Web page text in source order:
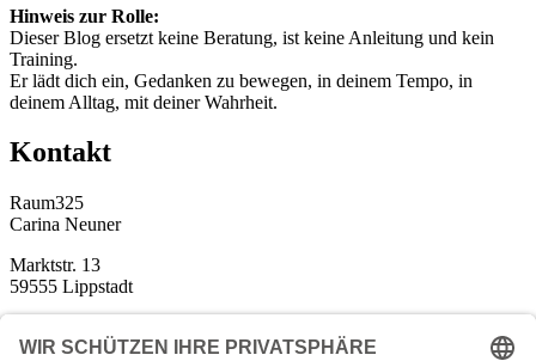
Hinweis zur Rolle:
Dieser Blog ersetzt keine Beratung, ist keine Anleitung und kein
Training.
Er lädt dich ein, Gedanken zu bewegen, in deinem Tempo, in
deinem Alltag, mit deiner Wahrheit.
Kontakt
Raum325
Carina Neuner
Marktstr. 13
59555 Lippstadt
Mobil:0151 | 72035620